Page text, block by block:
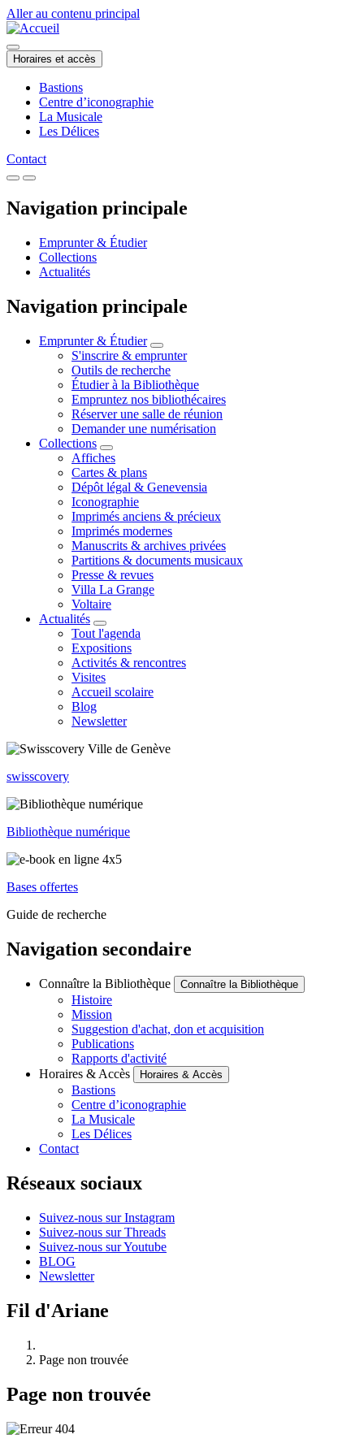
Aller au contenu principal
Horaires et accès
Bastions
Centre d’iconographie
La Musicale
Les Délices
Contact
Navigation principale
Emprunter & Étudier
Collections
Actualités
Navigation principale
Emprunter & Étudier
S'inscrire & emprunter
Outils de recherche
Étudier à la Bibliothèque
Empruntez nos bibliothécaires
Réserver une salle de réunion
Demander une numérisation
Collections
Affiches
Cartes & plans
Dépôt légal & Genevensia
Iconographie
Imprimés anciens & précieux
Imprimés modernes
Manuscrits & archives privées
Partitions & documents musicaux
Presse & revues
Villa La Grange
Voltaire
Actualités
Tout l'agenda
Expositions
Activités & rencontres
Visites
Accueil scolaire
Blog
Newsletter
swisscovery
Bibliothèque numérique
Bases offertes
Guide de recherche
Navigation secondaire
Connaître la Bibliothèque Connaître la Bibliothèque
Histoire
Mission
Suggestion d'achat, don et acquisition
Publications
Rapports d'activité
Horaires & Accès
Horaires & Accès
Bastions
Centre d’iconographie
La Musicale
Les Délices
Contact
Réseaux sociaux
Suivez-nous sur Instagram
Suivez-nous sur Threads
Suivez-nous sur Youtube
BLOG
Newsletter
Fil d'Ariane
Page non trouvée
Page non trouvée